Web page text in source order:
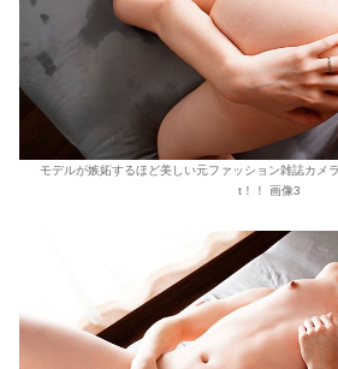
モデルが嫉妬するほど美しい元ファッション雑誌カメ
t！！ 画像3